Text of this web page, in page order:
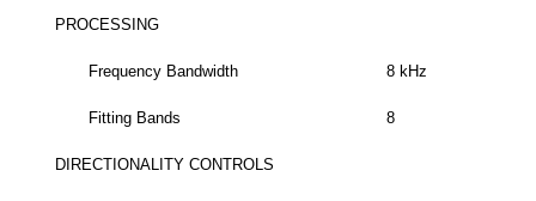
PROCESSING
Frequency Bandwidth 8 kHz
Fitting Bands 8
DIRECTIONALITY CONTROLS